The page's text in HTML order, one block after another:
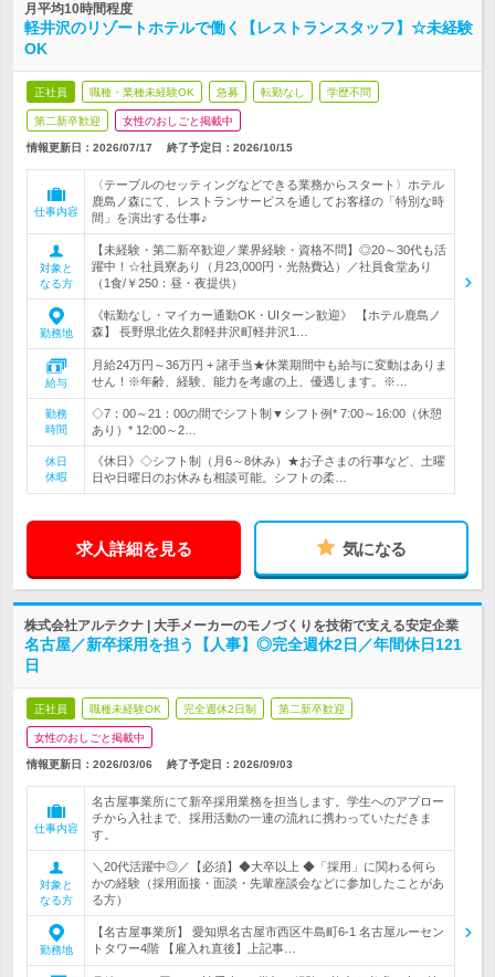
月平均10時間程度
軽井沢のリゾートホテルで働く【レストランスタッフ】☆未経験
OK
正社員 職種・業種未経験OK 急募 転勤なし 学歴不問
第二新卒歓迎 女性のおしごと掲載中
情報更新日：2026/07/17 終了予定日： 2026/10/15
仕事内容
〈テーブルのセッティングなどできる業務からスタート〉ホテル
鹿島ノ森にて、レストランサービスを通してお客様の「特別な時
間」を演出する仕事♪
対象と
なる方
【未経験・第二新卒歓迎／業界経験・資格不問】◎20～30代も活
躍中！☆社員寮あり（月23,000円・光熱費込）／社員食堂あり
（1食/￥250：昼・夜提供）
勤務地
《転勤なし・マイカー通勤OK・UIターン歓迎》 【ホテル鹿島ノ
森】 長野県北佐久郡軽井沢町軽井沢1…
給与
月給24万円～36万円 + 諸手当★休業期間中も給与に変動はありま
せん！※年齢、経験、能力を考慮の上、優遇します。※…
勤務
時間
◇7：00～21：00の間でシフト制▼シフト例* 7:00～16:00（休憩
あり）* 12:00～2…
休日
休暇
《休日》◇シフト制（月6～8休み）★お子さまの行事など、土曜
日や日曜日のお休みも相談可能。シフトの柔…
求人詳細を見る 気になる
株式会社アルテクナ | 大手メーカーのモノづくりを技術で支える安定企業
名古屋／新卒採用を担う【人事】◎完全週休2日／年間休日121
日
正社員 職種未経験OK 完全週休2日制 第二新卒歓迎
女性のおしごと掲載中
情報更新日：2026/03/06 終了予定日： 2026/09/03
仕事内容
名古屋事業所にて新卒採用業務を担当します。学生へのアプロー
チから入社まで、採用活動の一連の流れに携わっていただきま
す。
対象と
なる方
＼20代活躍中◎／【必須】◆大卒以上 ◆「採用」に関わる何ら
かの経験（採用面接・面談・先輩座談会などに参加したことがあ
る方）
勤務地
【名古屋事業所】 愛知県名古屋市西区牛島町6-1 名古屋ルーセン
トタワー4階 【雇入れ直後】上記事…